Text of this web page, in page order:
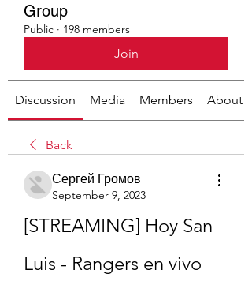
Group
Public · 198 members
Join
Discussion Media Members About
Back
Сергей Громов
September 9, 2023
[STREAMING] Hoy San
Luis - Rangers en vivo